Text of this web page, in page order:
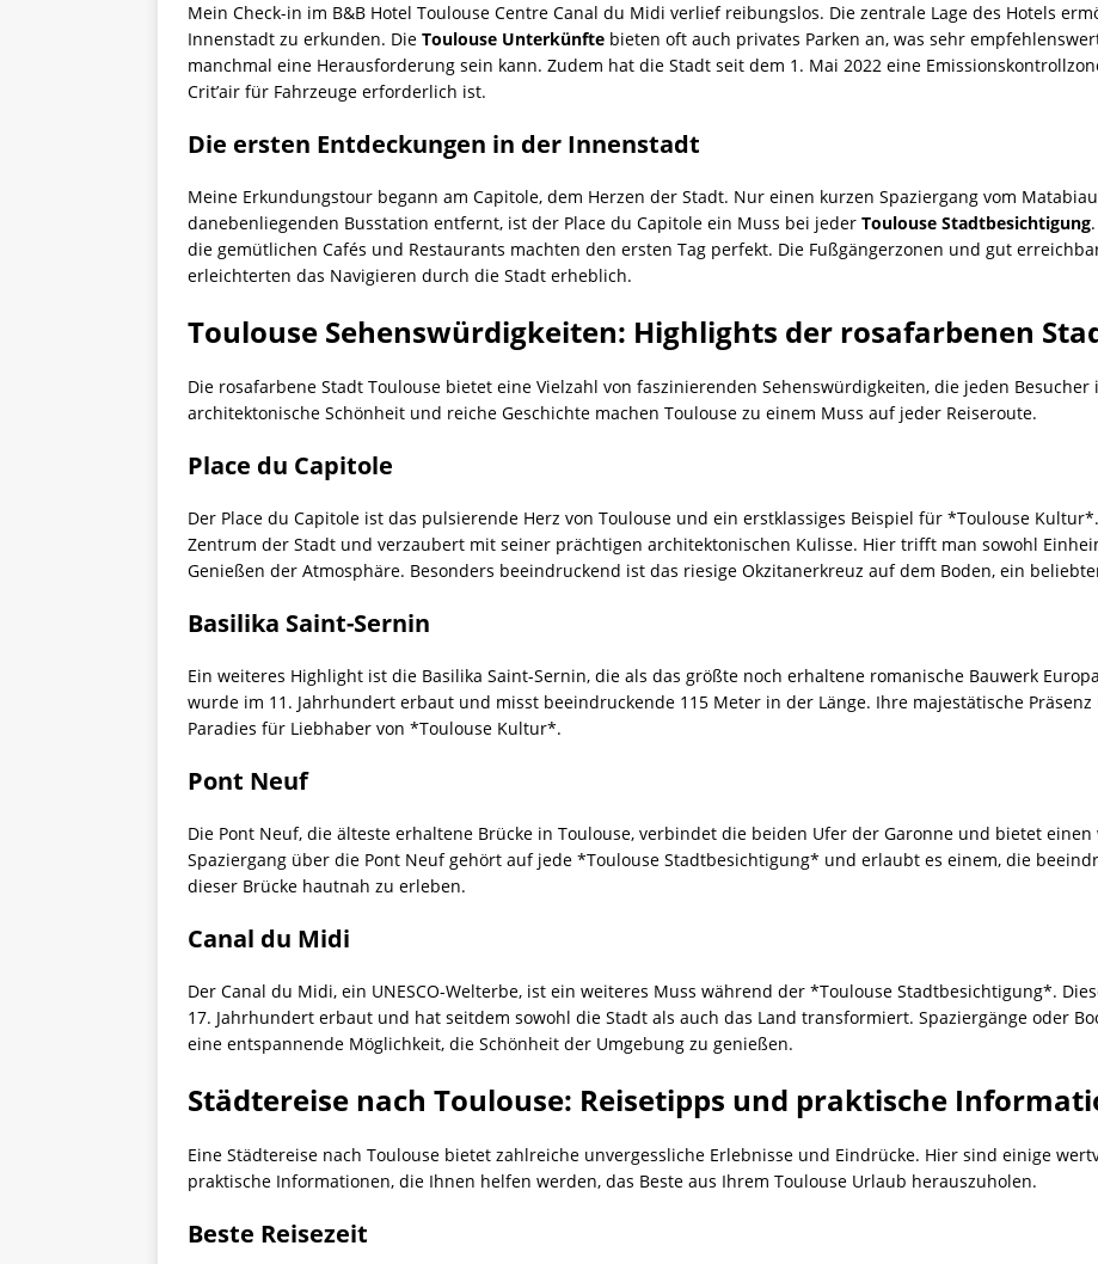
Mein Check-in im B&B Hotel Toulouse Centre Canal du Midi verlief reibungslos. Die zentrale Lage des Hotels
Innenstadt zu erkunden. Die Toulouse Unterkünfte bieten oft auch privates Parken an, was sehr
manchmal eine Herausforderung sein kann. Zudem hat die Stadt seit dem 1. Mai 2022 eine
Crit’air für Fahrzeuge erforderlich ist.
Die ersten Entdeckungen in der Innenstadt
Meine Erkundungstour begann am Capitole, dem Herzen der Stadt. Nur einen kurzen Spaziergang vom
danebenliegenden Busstation entfernt, ist der Place du Capitole ein Muss bei jeder Toulouse Stadtbesichtigung
die gemütlichen Cafés und Restaurants machten den ersten Tag perfekt. Die Fußgängerzonen und gut
erleichterten das Navigieren durch die Stadt erheblich.
Toulouse Sehenswürdigkeiten: Highlights der rosafarbenen
Die rosafarbene Stadt Toulouse bietet eine Vielzahl von faszinierenden Sehenswürdigkeiten, die jeden Besucher
architektonische Schönheit und reiche Geschichte machen Toulouse zu einem Muss auf jeder Reiseroute.
Place du Capitole
Der Place du Capitole ist das pulsierende Herz von Toulouse und ein erstklassiges Beispiel für *Toulouse
Zentrum der Stadt und verzaubert mit seiner prächtigen architektonischen Kulisse. Hier trifft man sowohl
Genießen der Atmosphäre. Besonders beeindruckend ist das riesige Okzitanerkreuz auf dem Boden, ein
Basilika Saint-Sernin
Ein weiteres Highlight ist die Basilika Saint-Sernin, die als das größte noch erhaltene romanische Bauwerk
wurde im 11. Jahrhundert erbaut und misst beeindruckende 115 Meter in der Länge. Ihre majestätische
Paradies für Liebhaber von *Toulouse Kultur*.
Pont Neuf
Die Pont Neuf, die älteste erhaltene Brücke in Toulouse, verbindet die beiden Ufer der Garonne und bietet
Spaziergang über die Pont Neuf gehört auf jede *Toulouse Stadtbesichtigung* und erlaubt es einem, die
dieser Brücke hautnah zu erleben.
Canal du Midi
Der Canal du Midi, ein UNESCO-Welterbe, ist ein weiteres Muss während der *Toulouse Stadtbesichtigung*.
17. Jahrhundert erbaut und hat seitdem sowohl die Stadt als auch das Land transformiert. Spaziergänge oder
eine entspannende Möglichkeit, die Schönheit der Umgebung zu genießen.
Städtereise nach Toulouse: Reisetipps und praktische
Eine Städtereise nach Toulouse bietet zahlreiche unvergessliche Erlebnisse und Eindrücke. Hier sind einige
praktische Informationen, die Ihnen helfen werden, das Beste aus Ihrem Toulouse Urlaub herauszuholen.
Beste Reisezeit